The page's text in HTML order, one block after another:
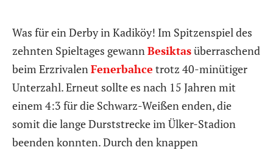
Was für ein Derby in Kadiköy! Im Spitzenspiel des
zehnten Spieltages gewann Besiktasüberraschend
beim Erzrivalen Fenerbahce trotz 40-minütiger
Unterzahl. Erneut sollte es nach 15 Jahren mit
einem 4:3 für die Schwarz-Weißen enden, die
somit die lange Durststrecke im Ülker-Stadion
beenden konnten. Durch den knappen